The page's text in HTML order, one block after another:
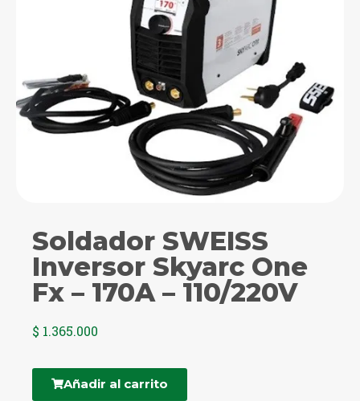
Soldador SWEISS
Inversor Skyarc One
Fx – 170A – 110/220V
$ 1.365.000
Añadir al carrito